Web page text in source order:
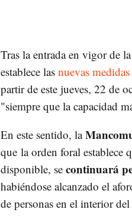
Tras la entrada en vigor de la
establece las nuevas
partir de este jueves, 22 de
"siempre que la capacidad
En este sentido, la
que la orden foral establece
disponible, se continuará
habiéndose alcanzado el
de personas en el interior